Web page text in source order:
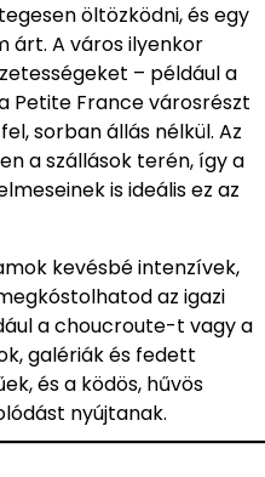
öltözködni, és egy
árt. A város ilyenkor
– például a
Petite France városrészt
sorban állás nélkül. Az
a szállások terén, így a
is ideális ez az
kevésbé intenzívek,
az igazi
a choucroute-t vagy a
galériák és fedett
és a ködös, hűvös
nyújtanak.